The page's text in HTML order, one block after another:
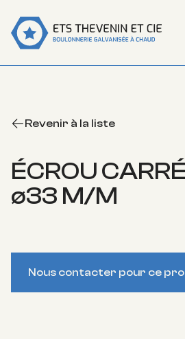
Revenir à la liste
ÉCROU
ø33 M/M
Nous contacter pour ce